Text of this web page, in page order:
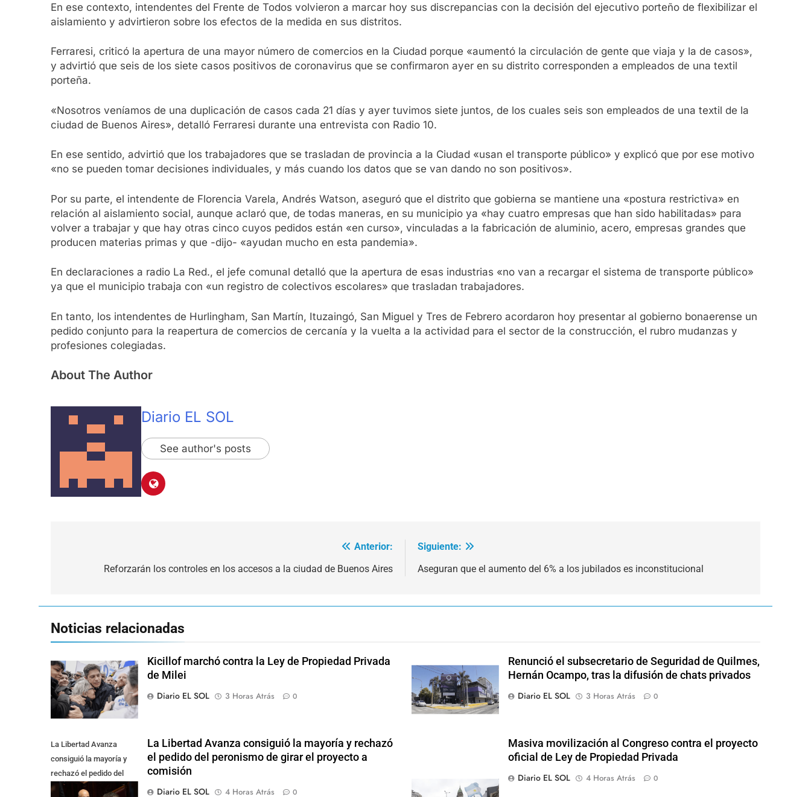
En ese contexto, intendentes del Frente de Todos volvieron a marcar hoy sus discrepancias con la decisión del ejecutivo porteño de flexibilizar el
aislamiento y advirtieron sobre los efectos de la medida en sus distritos.
Ferraresi, criticó la apertura de una mayor número de comercios en la Ciudad porque «aumentó la circulación de gente que viaja y la de casos»,
y advirtió que seis de los siete casos positivos de coronavirus que se confirmaron ayer en su distrito corresponden a empleados de una textil
porteña.
«Nosotros veníamos de una duplicación de casos cada 21 días y ayer tuvimos siete juntos, de los cuales seis son empleados de una textil de la
ciudad de Buenos Aires», detalló Ferraresi durante una entrevista con Radio 10.
En ese sentido, advirtió que los trabajadores que se trasladan de provincia a la Ciudad «usan el transporte público» y explicó que por ese motivo
«no se pueden tomar decisiones individuales, y más cuando los datos que se van dando no son positivos».
Por su parte, el intendente de Florencia Varela, Andrés Watson, aseguró que el distrito que gobierna se mantiene una «postura restrictiva» en
relación al aislamiento social, aunque aclaró que, de todas maneras, en su municipio ya «hay cuatro empresas que han sido habilitadas» para
volver a trabajar y que hay otras cinco cuyos pedidos están «en curso», vinculadas a la fabricación de aluminio, acero, empresas grandes que
producen materias primas y que -dijo- «ayudan mucho en esta pandemia».
En declaraciones a radio La Red., el jefe comunal detalló que la apertura de esas industrias «no van a recargar el sistema de transporte público»
ya que el municipio trabaja con «un registro de colectivos escolares» que trasladan trabajadores.
En tanto, los intendentes de Hurlingham, San Martín, Ituzaingó, San Miguel y Tres de Febrero acordaron hoy presentar al gobierno bonaerense un
pedido conjunto para la reapertura de comercios de cercanía y la vuelta a la actividad para el sector de la construcción, el rubro mudanzas y
profesiones colegiadas.
About The Author
Diario EL SOL
See author's posts
Anterior:
Reforzarán los controles en los accesos a la ciudad de Buenos Aires
Siguiente:
Aseguran que el aumento del 6% a los jubilados es inconstitucional
Noticias relacionadas
Kicillof marchó contra la Ley de Propiedad Privada
de Milei
Diario EL SOL
3 Horas Atrás 0
Renunció el subsecretario de Seguridad de Quilmes,
Hernán Ocampo, tras la difusión de chats privados
Diario EL SOL
3 Horas Atrás 0
La Libertad Avanza
consiguió la mayoría y
rechazó el pedido del
peronismo de girar el
La Libertad Avanza consiguió la mayoría y rechazó
el pedido del peronismo de girar el proyecto a
comisión
Diario EL SOL
4 Horas Atrás 0
Masiva movilización al Congreso contra el proyecto
oficial de Ley de Propiedad Privada
Diario EL SOL
4 Horas Atrás 0